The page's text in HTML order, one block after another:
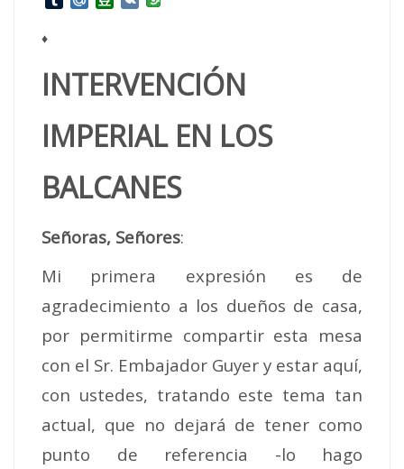
♦
INTERVENCIÓN
IMPERIAL EN LOS
BALCANES
Señoras, Señores:
Mi primera expresión es de
agradecimiento a los dueños de casa,
por permitirme compartir esta mesa
con el Sr. Embajador Guyer y estar aquí,
con ustedes, tratando este tema tan
actual, que no dejará de tener como
punto de referencia -lo hago